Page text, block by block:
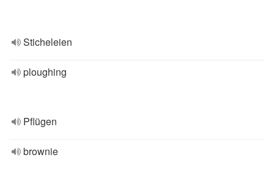
Sticheleien
ploughing
Pflügen
brownie